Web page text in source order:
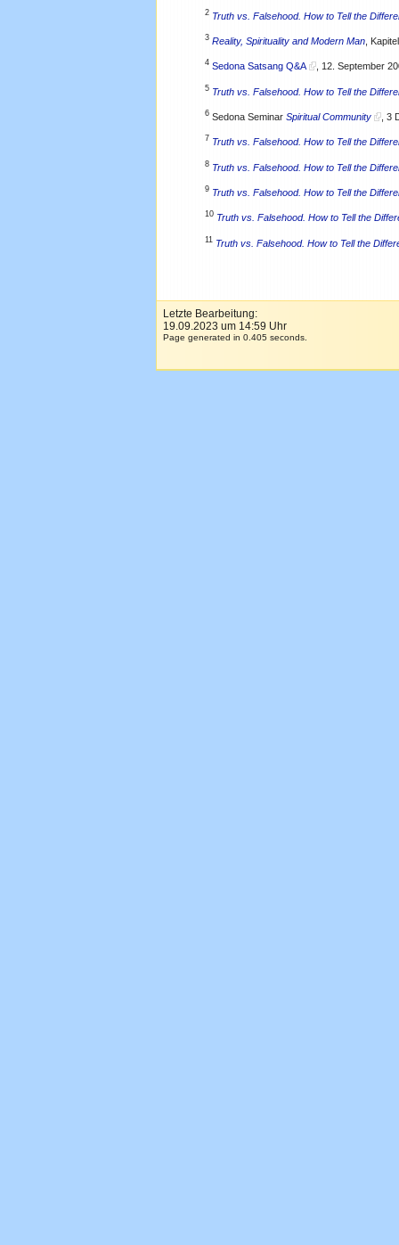
2 Truth vs. Falsehood. How to Tell the
3 Reality, Spirituality and Modern Man,
4 Sedona Satsang Q&A , 12. September
5 Truth vs. Falsehood. How to Tell the
6Sedona Seminar Spiritual Community , 3
7 Truth vs. Falsehood. How to Tell the
8 Truth vs. Falsehood. How to Tell the
9 Truth vs. Falsehood. How to Tell the
10 Truth vs. Falsehood. How to Tell the
11 Truth vs. Falsehood. How to Tell the
Letzte Bearbeitung:
19.09.2023 um 14:59 Uhr
Page generated in 0.405 seconds.